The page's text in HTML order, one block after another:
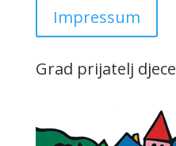
Impressum
Grad prijatelj djece